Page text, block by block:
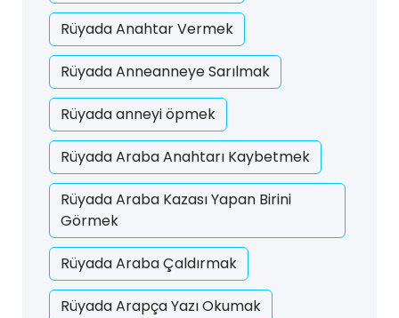
Rüyada Anahtar Vermek
Rüyada Anneanneye Sarılmak
Rüyada anneyi öpmek
Rüyada Araba Anahtarı Kaybetmek
Rüyada Araba Kazası Yapan Birini
Görmek
Rüyada Araba Çaldırmak
Rüyada Arapça Yazı Okumak